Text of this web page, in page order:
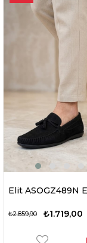
₺1.719,00
₺2.859,90